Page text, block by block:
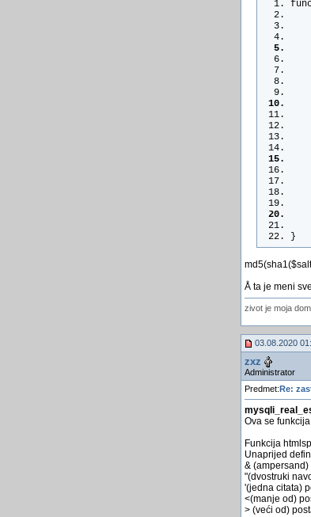
//
//
//
if
}
Å ta je meni
zivot je moja
03.08.2020
zxz
Administrator
Predmet: Re:
Ova se
Funkcija
Unaprijed
&
"(dvostruki
'(jedna citata)
<(manje od)
> (veći od)